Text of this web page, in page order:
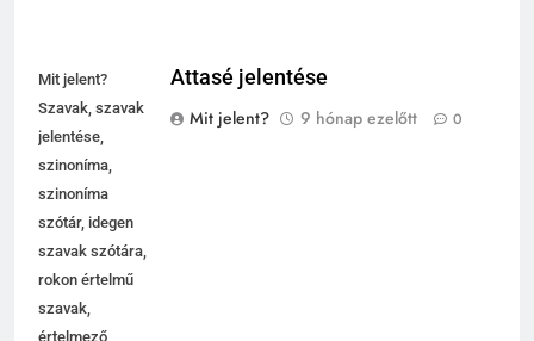
Mit jelent?
Szavak, szavak
jelentése,
szinoníma,
szinoníma
szótár, idegen
szavak szótára,
rokon értelmű
szavak,